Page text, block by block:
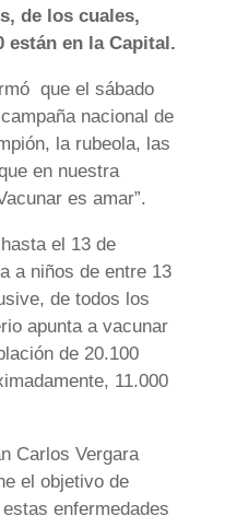
de los cuales,
están en la Capital.
que el sábado
nacional de
la rubeola, las
en nuestra
es amar”.
el 13 de
a niños de entre 13
de todos los
apunta a vacunar
de 20.100
11.000
Carlos Vergara
el objetivo de
enfermedades